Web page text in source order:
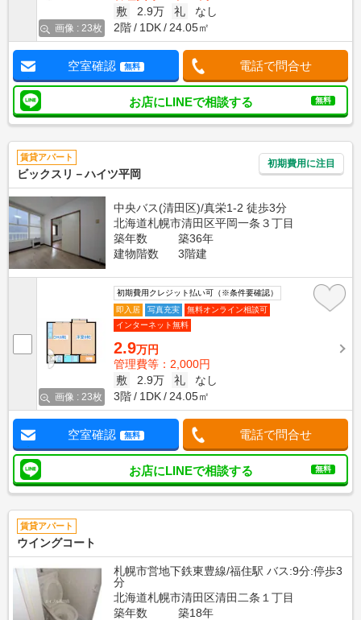
画像 : 23枚
敷
2.9万 礼
なし
2階
1DK 24.05㎡
空室確認 無料 電話で問合せ
お店にLINEで相談する 無料
賃貸アパート
ビックスリ－ハイツ平岡
初期費用に注目
中央バス(清田区)/真栄1-2 徒歩3分
北海道札幌市清田区平岡一条３丁目
築年数
築36年
建物階数
3階建
画像 : 23枚
初期費用クレジット払い可（※条件要確認）
即入居
写真充実
無料オンライン相談可
インターネット無料
2.9万円
管理費等：2,000円
敷
2.9万 礼
なし
3階
1DK 24.05㎡
空室確認 無料 電話で問合せ
お店にLINEで相談する 無料
賃貸アパート
ウイングコート
札幌市営地下鉄東豊線/福住駅 バス:9分:停歩3
分
北海道札幌市清田区清田二条１丁目
築年数
築18年